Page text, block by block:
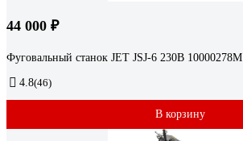
44 000 ₽
Фуговальный станок JET JSJ-6 230В 10000278M
4.8(46)
В корзину